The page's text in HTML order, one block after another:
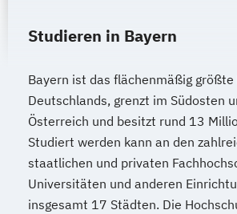
Studieren in Bayern
Bayern ist das flächenmäßig größte
Deutschlands, grenzt im Südosten
Österreich und besitzt rund 13
Studiert werden kann an den
staatlichen und privaten
Universitäten und anderen
insgesamt 17 Städten. Die